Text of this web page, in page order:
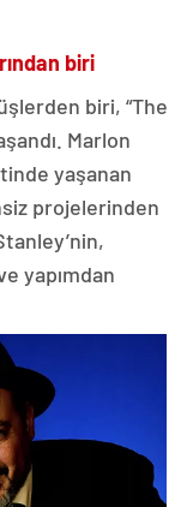
biri
biri, “The
Marlon
yaşanan
projelerinden
yapımdan